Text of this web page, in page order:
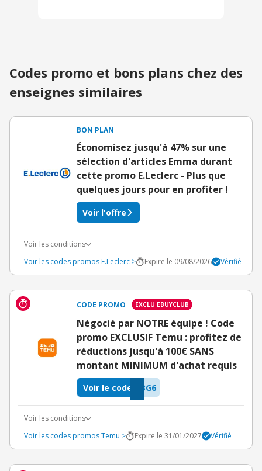
Codes promo et bons plans chez des
enseignes similaires
BON PLAN
Économisez jusqu'à 47% sur une
sélection d'articles Emma durant
cette promo E.Leclerc - Plus que
quelques jours pour en profiter !
Voir l'offre
Voir les conditions
Voir les codes promos E.Leclerc >
Expire le 09/08/2026 Vérifié
CODE PROMO EXCLU EBUYCLUB
Négocié par NOTRE équipe ! Code
promo EXCLUSIF Temu : profitez de
réductions jusqu'à 100€ SANS
montant MINIMUM d'achat requis
BG6
Voir le code
Voir les conditions
Voir les codes promos Temu >
Expire le 31/01/2027 Vérifié